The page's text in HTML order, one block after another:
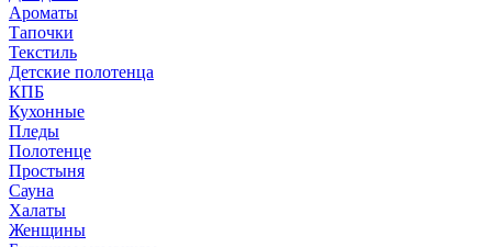
Ароматы
Тапочки
Текстиль
Детские полотенца
КПБ
Кухонные
Пледы
Полотенце
Простыня
Сауна
Халаты
Женщины